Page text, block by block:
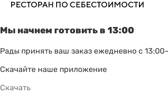
Мы начнем готовить в 13:00
Рады принять ваш заказ ежедневно с
Скачайте наше приложение
Скачать